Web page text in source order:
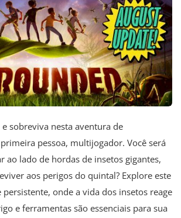
sobreviva nesta aventura de
pessoa, multijogador. Você será
ao lado de hordas de insetos gigantes,
aos perigos do quintal? Explore este
onde a vida dos insetos reage
e ferramentas são essenciais para sua